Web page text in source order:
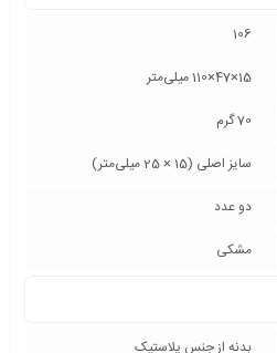
106
15×47×110 میلی‌متر
70 گرم
سایز اصلی (15 × 25 میلی‌متر)
دو عدد
مشکی
بدنه از جنس پلاستیک